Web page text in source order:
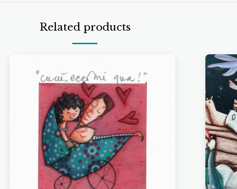
Related products